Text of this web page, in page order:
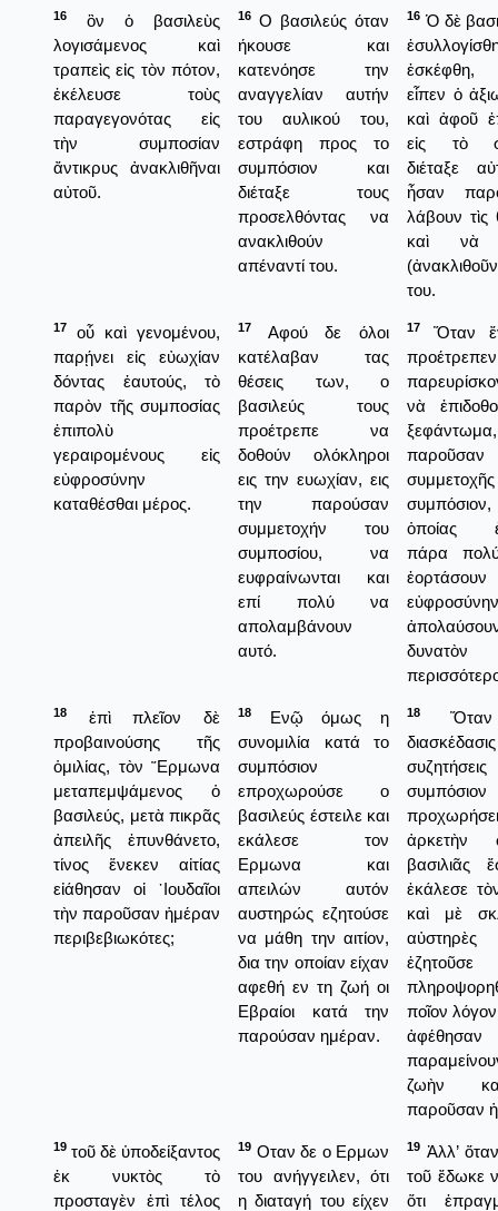
16
ὃν ὁ βασιλεὺς
λογισάμενος καὶ
τραπεὶς εἰς τὸν πότον,
ἐκέλευσε τοὺς
παραγεγονότας εἰς
τὴν συμποσίαν
ἄντικρυς ἀνακλιθῆναι
αὐτοῦ.
16 Ο βασιλεύς όταν
ήκουσε και
κατενόησε την
αναγγελίαν αυτήν
του αυλικού του,
εστράφη προς το
συμπόσιον και
διέταξε τους
προσελθόντας να
ανακλιθούν
απέναντί του.
16 Ὁ δὲ
εἶπεν ὁ
καὶ ἀφοῦ
εἰς τὸ
διέταξε
ἦσαν
λάβουν τὶς
καὶ νὰ
του.
17
οὗ καὶ γενομένου,
παρῄνει εἰς εὐωχίαν
δόντας ἑαυτούς, τὸ
παρὸν τῆς συμποσίας
ἐπιπολὺ
γεραιρομένους εἰς
εὐφροσύνην
καταθέσθαι μέρος.
17
Αφού δε όλοι
κατέλαβαν τας
θέσεις των, ο
βασιλεύς τους
προέτρεπε να
δοθούν ολόκληροι
εις την ευωχίαν, εις
την παρούσαν
συμμετοχήν του
συμποσίου, να
ευφραίνωνται και
επί πολύ να
απολαμβάνουν
αυτό.
17
Ὅταν
νὰ
παροῦσαν
ὁποίας
πάρα
δυνατὸν
18
ἐπὶ πλεῖον δὲ
προβαινούσης τῆς
ὁμιλίας, τὸν ῞Ερμωνα
μεταπεμψάμενος ὁ
βασιλεύς, μετὰ πικρᾶς
ἀπειλῆς ἐπυνθάνετο,
τίνος ἕνεκεν αἰτίας
εἰάθησαν οἱ ᾿Ιουδαῖοι
τὴν παροῦσαν ἡμέραν
περιβεβιωκότες;
18
Ενῷ όμως η
συνομιλία κατά το
συμπόσιον
επροχωρούσε ο
βασιλεύς έστειλε και
εκάλεσε τον
Ερμωνα και
απειλών αυτόν
αυστηρώς εζητούσε
να μάθη την αιτίον,
δια την οποίαν είχαν
αφεθή εν τη ζωή οι
Εβραίοι κατά την
παρούσαν ημέραν.
18
βασιλιᾶς
ἐκάλεσε
καὶ μὲ
ποῖον λόγον
ζωὴν
παροῦσαν
19 τοῦ δὲ ὑποδείξαντος
ἐκ νυκτὸς τὸ
προσταγὲν ἐπὶ τέλος
19 Οταν δε ο Ερμων
του ανήγγειλεν, ότι
η διαταγή του είχεν
19 Ἀλλ’
τοῦ ἔδωκε
ὅτι